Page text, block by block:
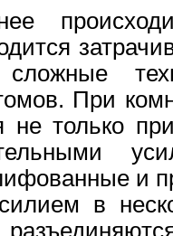
При
не только
и
в